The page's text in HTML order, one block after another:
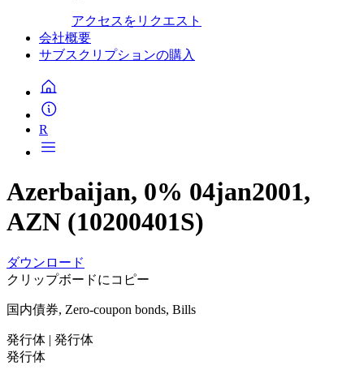
アクセスをリクエスト
会社概要
サブスクリプションの購入
R
Azerbaijan, 0% 04jan2001,
AZN (10200401S)
ダウンロード
クリップボードにコピー
国内債券, Zero-coupon bonds, Bills
発行体 | 発行体
発行体